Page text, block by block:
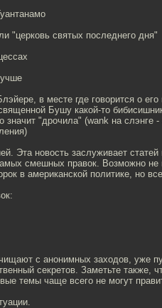
"церковь святых последнего дня"
в месте где говорится о его
Бушу какой-то
"дрочила" (wank на слэнге -
Эта новость заслуживает статей
смешных правок. Возможно не
в американской политике, но
с анонимных заходов, уже
секретов. Заметьте также,
темы чаще всего не могут